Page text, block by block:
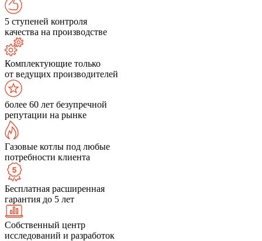
5 ступеней контроля
качества на производстве
Комплектующие только
от ведущих производителей
более 60 лет безупречной
репутации на рынке
Газовые котлы под любые
потребности клиента
Бесплатная расширенная
гарантия до 5 лет
Собственный центр
исследований и разработок